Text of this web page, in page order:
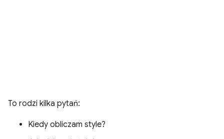
To rodzi kilka pytań:
Kiedy obliczam style?